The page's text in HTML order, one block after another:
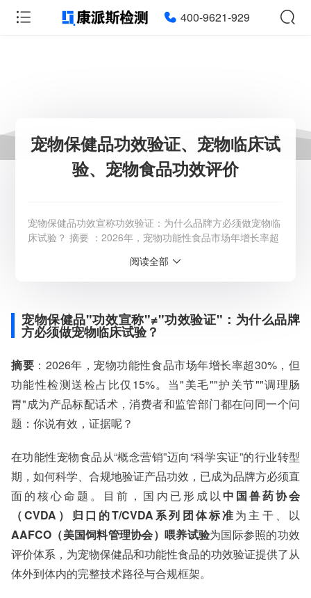
400-9621-929
宠物保健品功效验证、宠物临床试
验、宠物食品功效评价
宠物保健品功效宣称功效验证：为什么品牌方必须做宠物临
床试验？ 摘要 ：2026年，宠物功能性食品市场年增长率超
胃成为产品标配话术，消费者和监管部门都在问同一个问
的革命。 过去，产品竞争围绕原料产地、
服务范围：全国
相关资质：可提供CMA、CNAS检测报告
服务模式：快递寄样、现场取样、人工送样
服务对象：企事业单位、高等院校、科研院所
服务方向：采购销售、竞标投标、生产研发、科研数据、诊
断优化、司法服务
外标准、非标定制
阅读全部
宠物保健品"功效宣称"≠"功效验证"：为什么品牌
方必须做宠物临床试验？
摘要 ：2026年，宠物功能性食品市场年增长率超30%，但
功能性检测送检占比仅15%。当"美毛""护关节""调理肠
胃"成为产品标配话术，消费者和监管部门都在问同一个问
题：你说有效，证据呢？
在功能性宠物食品从“概念营销”迈向“科学实证”的行业转型
期，如何科学、合规地验证产品功效，已成为品牌方必须直
面的核心命题。目前，国内已形成以 中国兽药协会
（CVDA）归口的T/CVDA系列团体标准为主干、以
AAFCO（美国饲料管理协会）喂养试验为国际参照的功效
评价体系，为宠物保健品和功能性食品的功效验证提供了从
体外到体内的完整技术路径与合规框架。